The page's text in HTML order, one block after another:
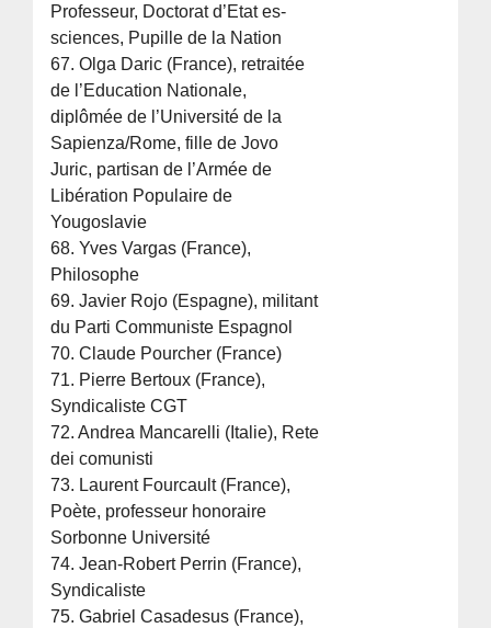
Professeur, Doctorat d’Etat es-
sciences, Pupille de la Nation
67. Olga Daric (France), retraitée
de l’Education Nationale,
diplômée de l’Université de la
Sapienza/Rome, fille de Jovo
Juric, partisan de l’Armée de
Libération Populaire de
Yougoslavie
68. Yves Vargas (France),
Philosophe
69. Javier Rojo (Espagne), militant
du Parti Communiste Espagnol
70. Claude Pourcher (France)
71. Pierre Bertoux (France),
Syndicaliste CGT
72. Andrea Mancarelli (Italie), Rete
dei comunisti
73. Laurent Fourcault (France),
Poète, professeur honoraire
Sorbonne Université
74. Jean-Robert Perrin (France),
Syndicaliste
75. Gabriel Casadesus (France),